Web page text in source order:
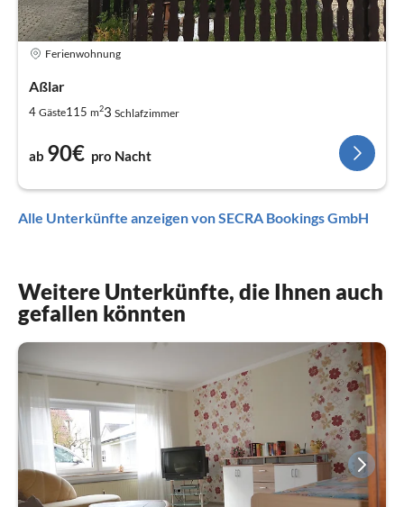
Ferienwohnung
Aßlar
4 Gäste115 m23 Schlafzimmer
ab 90€ pro Nacht
Alle Unterkünfte anzeigen von SECRA Bookings GmbH
Weitere Unterkünfte, die Ihnen auch
gefallen könnten